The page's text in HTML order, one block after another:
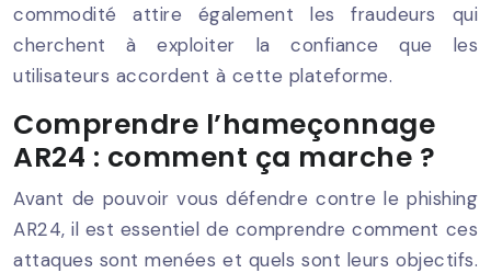
commodité attire également les fraudeurs qui
cherchent à exploiter la confiance que les
utilisateurs accordent à cette plateforme.
Comprendre l’hameçonnage
AR24 : comment ça marche ?
Avant de pouvoir vous défendre contre le phishing
AR24, il est essentiel de comprendre comment ces
attaques sont menées et quels sont leurs objectifs.